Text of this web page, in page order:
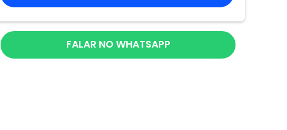
FALAR NO WHATSAPP